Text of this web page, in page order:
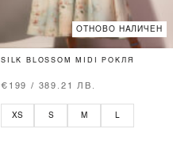
ОТНОВО НАЛИЧЕН
SILK BLOSSOM MIDI РОКЛЯ
€199 / 389.21 ЛВ.
XS S M L